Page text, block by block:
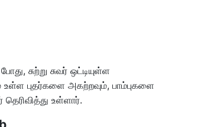
சுற்று சுவர் ஒட்டியுள்ள
உள்ள புதர்களை அகற்றவும், பாம்புகளை
உள்ளார்.